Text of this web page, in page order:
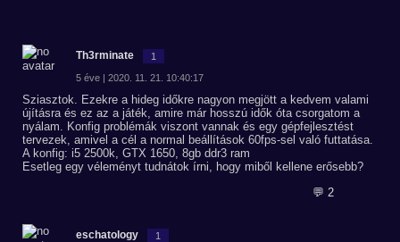
Th3rminate 1
5 éve | 2020. 11. 21. 10:40:17
Sziasztok. Ezekre a hideg időkre nagyon megjött a kedvem valami
újításra és ez az a játék, amire már hosszú idők óta csorgatom a
nyálam. Konfig problémák viszont vannak és egy gépfejlesztést
tervezek, amivel a cél a normal beállítások 60fps-sel való futtatása.
A konfig: i5 2500k, GTX 1650, 8gb ddr3 ram
Esetleg egy véleményt tudnátok írni, hogy miből kellene erősebb?
💬 2
eschatology 1